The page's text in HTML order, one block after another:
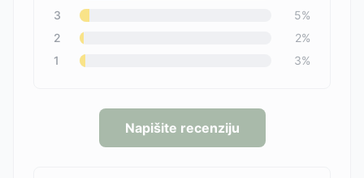
3
5%
2
2%
1
3%
Napišite recenziju